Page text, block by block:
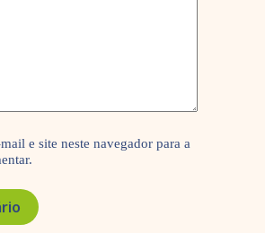
e site neste navegador para a